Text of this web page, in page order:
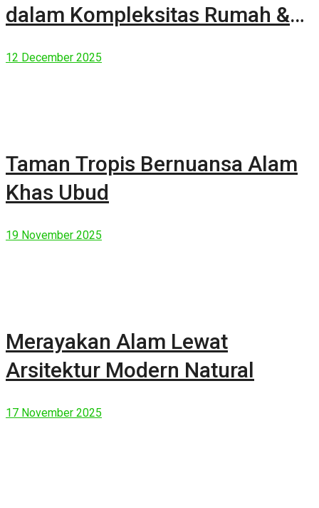
dalam Kompleksitas Rumah &
12 December 2025
Taman Tropis Bernuansa Alam
Khas Ubud
19 November 2025
Merayakan Alam Lewat
Arsitektur Modern Natural
17 November 2025